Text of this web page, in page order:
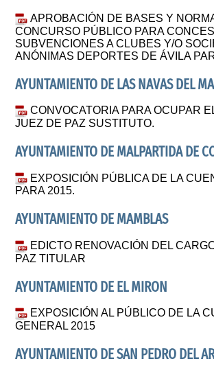
APROBACIÓN DE BASES Y
CONCURSO PÚBLICO PARA
SUBVENCIONES A CLUBES Y/O
ANÓNIMAS DEPORTES DE ÁVILA
AYUNTAMIENTO DE LAS NAVAS DEL
CONVOCATORIA PARA OCUPAR
JUEZ DE PAZ SUSTITUTO.
AYUNTAMIENTO DE MALPARTIDA DE
EXPOSICIÓN PÚBLICA DE LA
PARA 2015.
AYUNTAMIENTO DE MAMBLAS
EDICTO RENOVACIÓN DEL
PAZ TITULAR
AYUNTAMIENTO DE EL MIRON
EXPOSICIÓN AL PÚBLICO DE LA
GENERAL 2015
AYUNTAMIENTO DE SAN PEDRO DEL